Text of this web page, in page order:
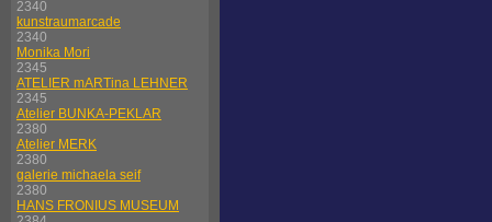
2340
kunstraumarcade
2340
Monika Mori
2345
ATELIER mARTina LEHNER
2345
Atelier BUNKA-PEKLAR
2380
Atelier MERK
2380
galerie michaela seif
2380
HANS FRONIUS MUSEUM